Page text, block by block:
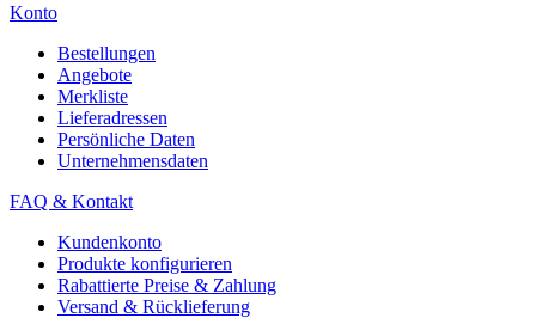
Konto
Bestellungen
Angebote
Merkliste
Lieferadressen
Persönliche Daten
Unternehmensdaten
FAQ & Kontakt
Kundenkonto
Produkte konfigurieren
Rabattierte Preise & Zahlung
Versand & Rücklieferung